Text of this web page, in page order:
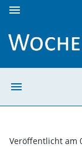
menu
menu
Veröffentlicht am